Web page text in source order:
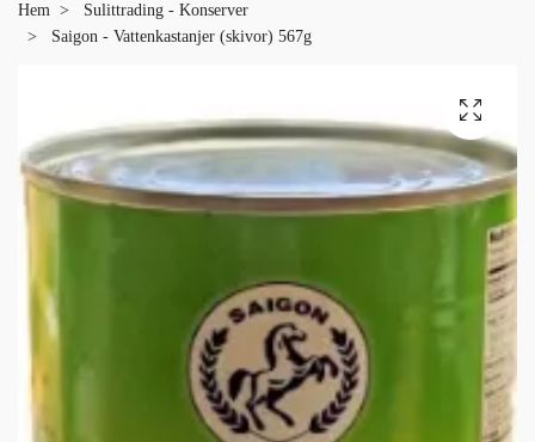
Hem
Sulittrading - Konserver
Saigon - Vattenkastanjer (skivor) 567g